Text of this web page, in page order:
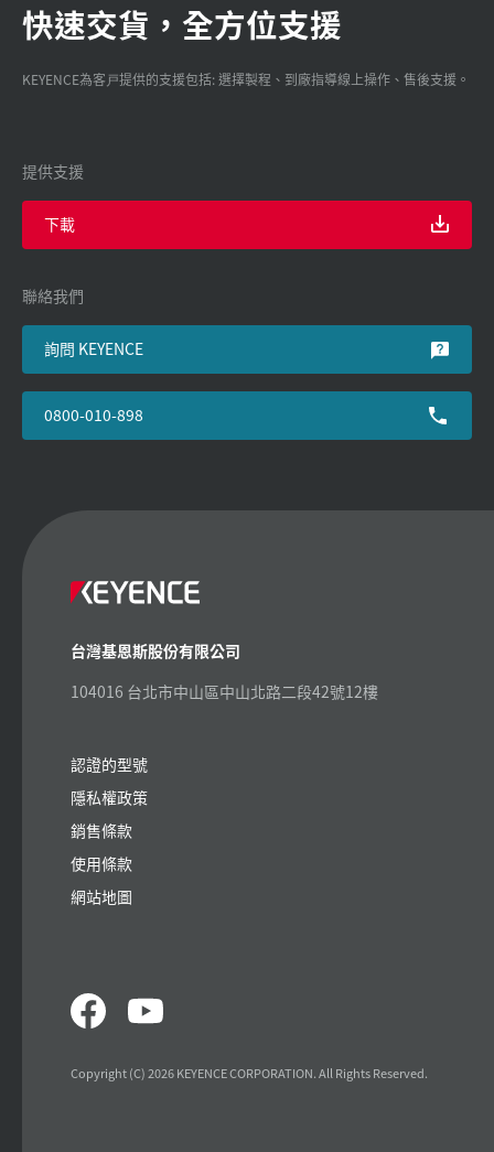
快速交貨，全方位支援
KEYENCE為客戸提供的支援包括: 選擇製程、到廠指導線上操作、售後支援。
提供支援
下載
聯絡我們
詢問 KEYENCE
0800-010-898
台灣基恩斯股份有限公司
104016 台北市中山區中山北路二段42號12樓
認證的型號
隱私權政策
銷售條款
使用條款
網站地圖
Copyright (C) 2026 KEYENCE CORPORATION. All Rights Reserved.